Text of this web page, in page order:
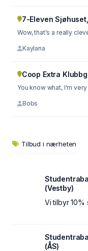
7-Eleven
Wow, that's a really
Kaylana
Coop Extra
You know what, I'm
Bobs
Tilbud i nærheten
(Vestby)
Vi tilbyr 10%
(ÅS)